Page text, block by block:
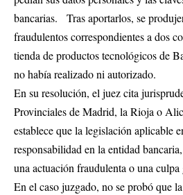
bancarias. Tras aportarlos, se
fraudulentos correspondientes a dos
tienda de productos tecnológicos de
no había realizado ni autorizado.
En su resolución, el juez cita
Provinciales de Madrid, la Rioja o
establece que la legislación aplicable
responsabilidad en la entidad
una actuación fraudulenta o una culpa
En el caso juzgado, no se probó que